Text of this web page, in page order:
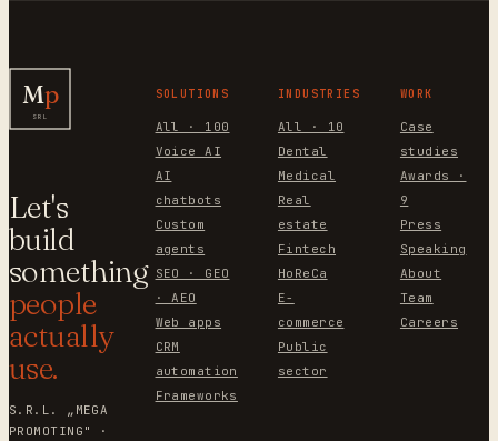
Mp
SRL
Let's
build
something
people
actually
use.
S.R.L. „MEGA
PROMOTING" ·
SOLUTIONS
All · 100
Voice AI
AI
chatbots
Custom
agents
SEO · GEO
· AEO
Web apps
CRM
automation
Frameworks
INDUSTRIES
All · 10
Dental
Medical
Real
estate
Fintech
HoReCa
E-
commerce
Public
sector
WORK
Case
studies
Awards ·
9
Press
Speaking
About
Team
Careers